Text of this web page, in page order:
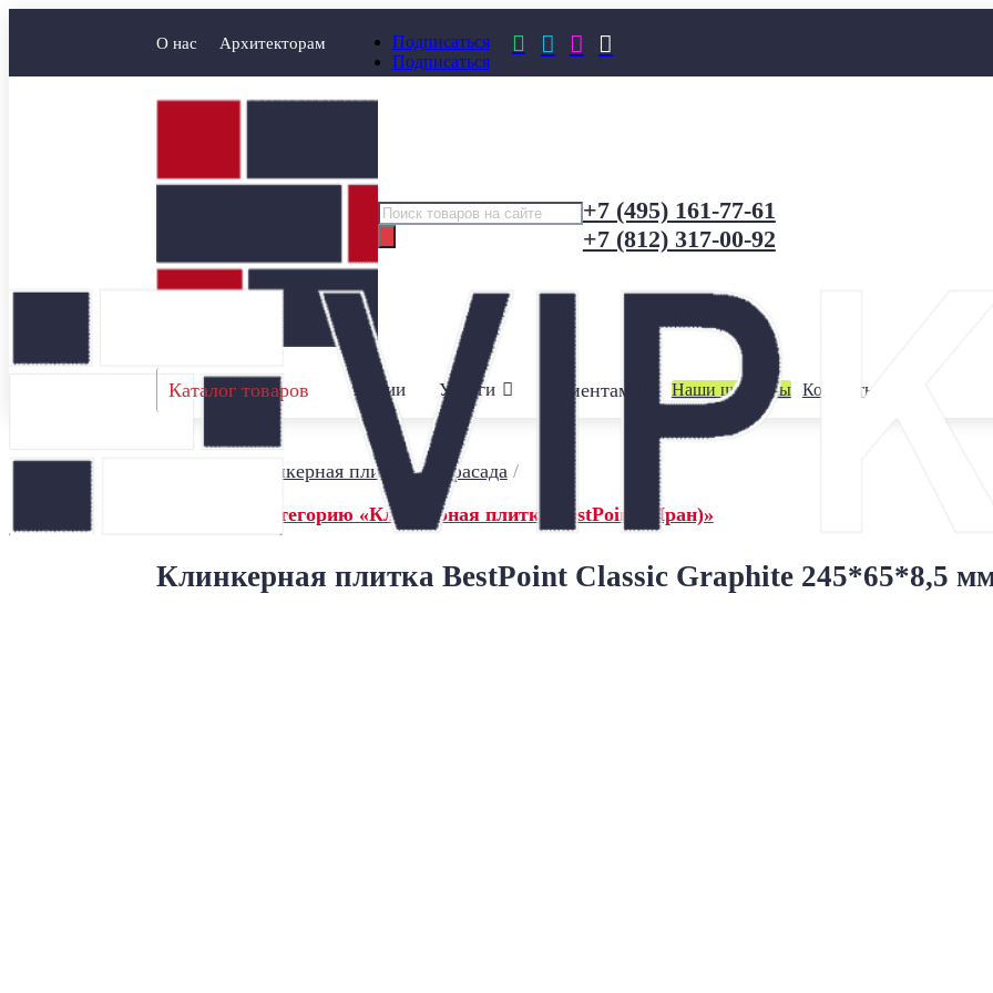
О нас Архитекторам
Подписаться
Подписаться
   
Поиск
товаров
+7 (495) 161-77-61
+7 (812) 317-00-92
Каталог товаров Акции Услуги Клиентам Наши шоурумы Контакты
Клинкерная плитка для фасада/
← Назад в категорию «Клинкерная плитка BestPoint (Иран)»
Клинкерная плитка BestPoint Classic Graphite 245*65*8,5